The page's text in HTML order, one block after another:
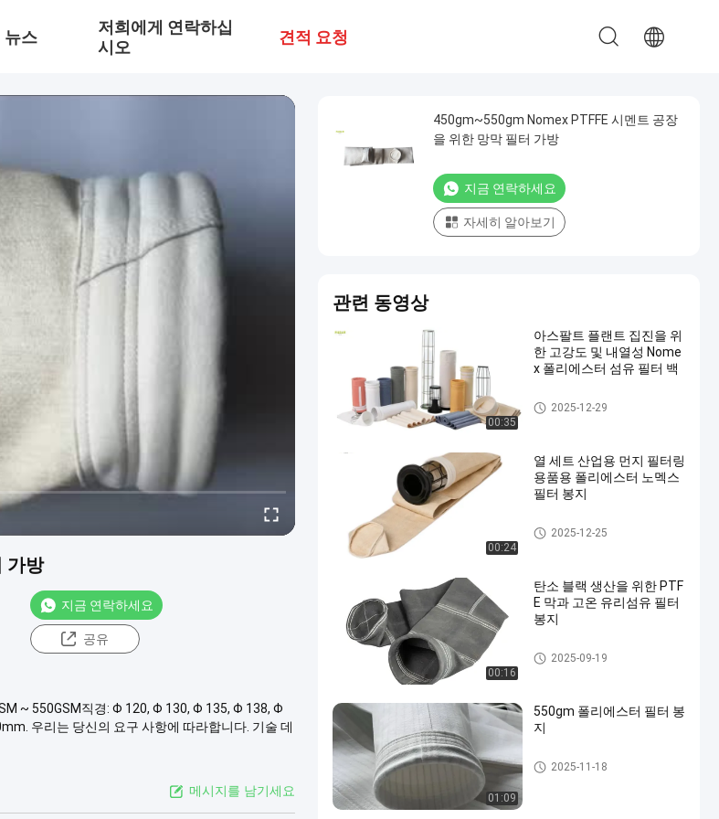
뉴스
저희에게 연락하십
시오
견적 요청
가방
지금 연락하세요
공유
~ 550GSM직경: Φ 120, Φ 130, Φ 135, Φ 138, Φ
우리는 당신의 요구 사항에 따라합니다. 기술 데
메시지를 남기세요
450gm~550gm Nomex PTFFE 시멘트 공장
을 위한 망막 필터 가방
지금 연락하세요
자세히 알아보기
관련 동영상
00:35
아스팔트 플랜트 집진을 위
한 고강도 및 내열성 Nome
x 폴리에스터 섬유 필터 백
폴리에스테르 필터 가방
2025-12-29
00:24
열 세트 산업용 먼지 필터링
용품용 폴리에스터 노멕스
필터 봉지
집진기 필터 백
2025-12-25
00:16
탄소 블랙 생산을 위한 PTF
E 막과 고온 유리섬유 필터
봉지
유리섬유 필터 봉지
2025-09-19
01:09
550gm 폴리에스터 필터 봉
지
폴리에스테르 필터 가방
2025-11-18